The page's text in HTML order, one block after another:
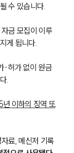
수 있습니다.
금 모집이 이루
게 됩니다.
·허가 없이 원금
.
년 이하의 징역 또
료, 메신저 기록